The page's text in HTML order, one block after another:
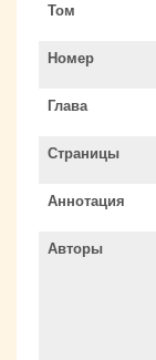
Том
Номер
Глава
Страницы
Аннотация
Авторы